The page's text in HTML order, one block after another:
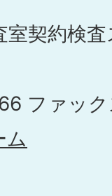
室契約検
ファッ
ム